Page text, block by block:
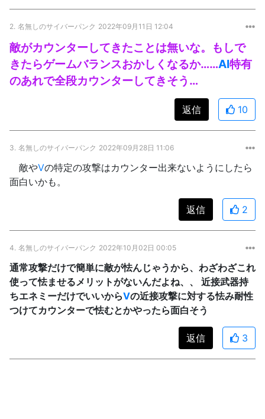
2. 名無しのサイバーパンク 2022年09月11日 12:04
敵がカウンターしてきたことは無いな。もしで
きたらゲームバランスおかしくなるか……AI特有
のあれで全段カウンターしてきそう…
返信 10
3. 名無しのサイバーパンク 2022年09月28日 11:06
敵やVの特定の攻撃はカウンター出来ないようにしたら
面白いかも。
返信 2
4. 名無しのサイバーパンク 2022年10月02日 00:05
通常攻撃だけで簡単に敵が怯んじゃうから、わざわざこれ
使って怯ませるメリットがないんだよね、、 近接武器持
ちエネミーだけでいいからVの近接攻撃に対する怯み耐性
つけてカウンターで怯むとかやったら面白そう
返信 3